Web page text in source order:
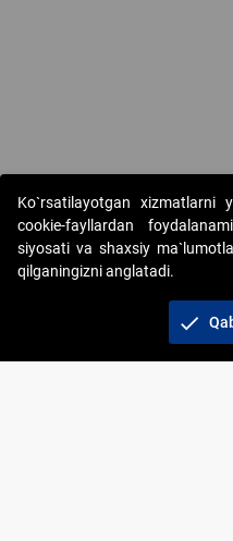
Copyright © 2017-2026.
AJ. Barcha huquqlar
+998 71
Ko`rsatilayotgan xizmatlarni
cookie-fayllardan
siyosati va shaxsiy
qilganingizni anglatadi.
check